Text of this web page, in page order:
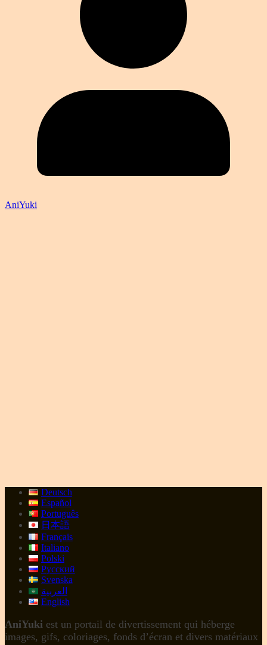
AniYuki
Deutsch
Español
Português
日本語
Français
Italiano
Polski
Русский
Svenska
العربية
English
AniYuki est un portail de divertissement qui héberge
images, gifs, coloriages, fonds d’écran et divers matériaux